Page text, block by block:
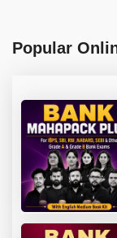
Popular